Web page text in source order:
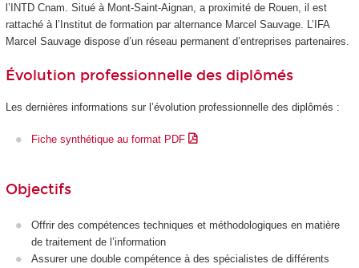
l’INTD Cnam. Situé à Mont-Saint-Aignan, a proximité de Rouen, il est
rattaché à l’Institut de formation par alternanceMarcel Sauvage. L’IFA
Marcel Sauvage dispose d’un réseau permanent d’entreprises partenaires.
Évolution professionnelle des diplômés
Les dernières informations sur l’évolution professionnelle des diplômés :
Fiche synthétique au format PDF
Objectifs
Offrir des compétences techniques et méthodologiques en matière
de traitement de l’information
Assurer une double compétence à des spécialistes de différents